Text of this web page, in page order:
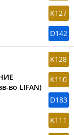
K127
D142
во LIFAN)
K128
K110
D183
K111